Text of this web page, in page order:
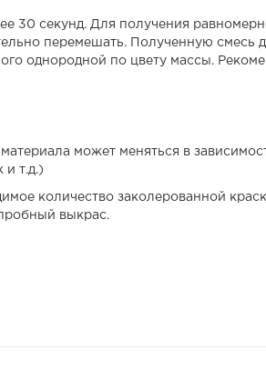
30 секунд. Для получения
перемешать. Полученную смесь
однородной по цвету массы.
может меняться в
и т.д.)
количество заколерованной
выкрас.